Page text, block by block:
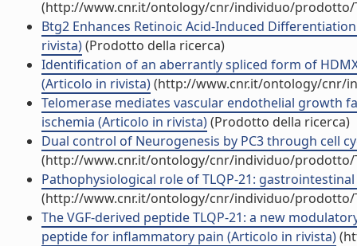
(http://www.cnr.it/ontology/cnr/individuo/prodotto/
Btg2 Enhances Retinoic Acid-Induced
rivista)(Prodotto della ricerca)
Identification of an aberrantly spliced form of
(Articolo in rivista)(http://www.cnr.it/ontology/cnr/
Telomerase mediates vascular endothelial growth
ischemia (Articolo in rivista)(Prodotto della ricerca)
Dual control of Neurogenesis by PC3 through cell
(http://www.cnr.it/ontology/cnr/individuo/prodotto/
Pathophysiological role of TLQP-21:
(http://www.cnr.it/ontology/cnr/individuo/prodotto/
The VGF-derived peptide TLQP-21: a new
peptide for inflammatory pain (Articolo in rivista)